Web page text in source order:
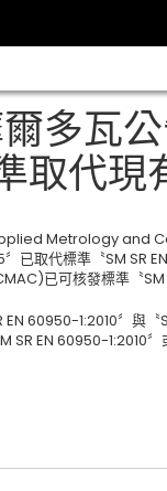
多瓦
取代現
Metrology and
已取代標準〝SM SR
已可核發標準〝SM
60950-1:2010〞與
EN 60950-1:2010